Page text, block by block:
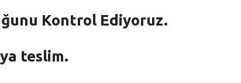
Kontrol Ediyoruz.
teslim.